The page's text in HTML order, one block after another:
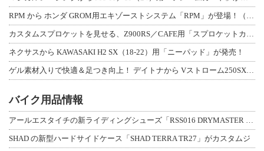
ネクサスから KAWASAKI H2 SX（18-22）用「ニーパッド」が発売！
バイク用品情報
SHAD の新型ハードサイドケース「SHAD TERRA TR27」がカスタムジ